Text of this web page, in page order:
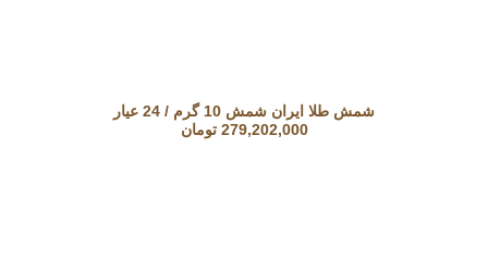
شمش طلا ایران شمش 10 گرم / 24 عیار
279,202,000 تومان